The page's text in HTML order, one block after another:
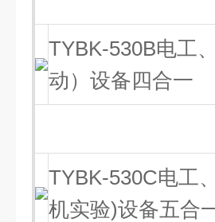
TYBK-530B电工
动）设备四合一
TYBK-530C电工
机实验)设备五合